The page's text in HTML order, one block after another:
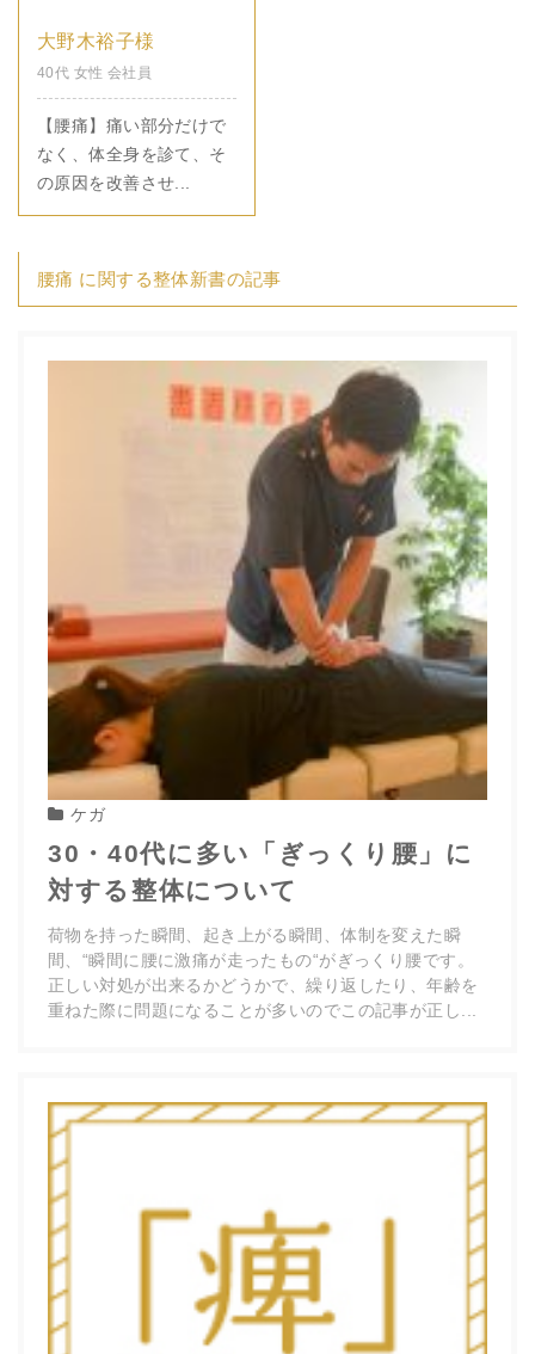
大野木裕子様
40代 女性 会社員
【腰痛】痛い部分だけで
なく、体全身を診て、そ
の原因を改善させ...
腰痛 に関する整体新書の記事
ケガ
30・40代に多い「ぎっくり腰」に
対する整体について
荷物を持った瞬間、起き上がる瞬間、体制を変えた瞬
間、“瞬間に腰に激痛が走ったもの“がぎっくり腰です。
正しい対処が出来るかどうかで、繰り返したり、年齢を
重ねた際に問題になることが多いのでこの記事が正し...